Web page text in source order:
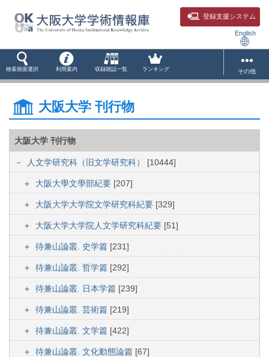
登録支援システム
English
検索画面選択 利用案内 収録雑誌一覧 ランキング その他
大阪大学 刊行物
大阪大学 刊行物
人文学研究科（旧文学研究科） [10444]
大阪大學文學部紀要 [207]
大阪大学大学院文学研究科紀要 [329]
大阪大学大学院人文学研究科紀要 [51]
待兼山論叢. 史学篇 [231]
待兼山論叢. 哲学篇 [292]
待兼山論叢. 日本学篇 [239]
待兼山論叢. 芸術篇 [219]
待兼山論叢. 文学篇 [422]
待兼山論叢. 文化動態論篇 [67]